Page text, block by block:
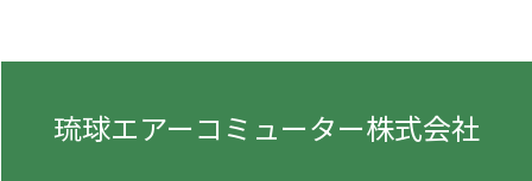
琉球エアーコミューター株式会社